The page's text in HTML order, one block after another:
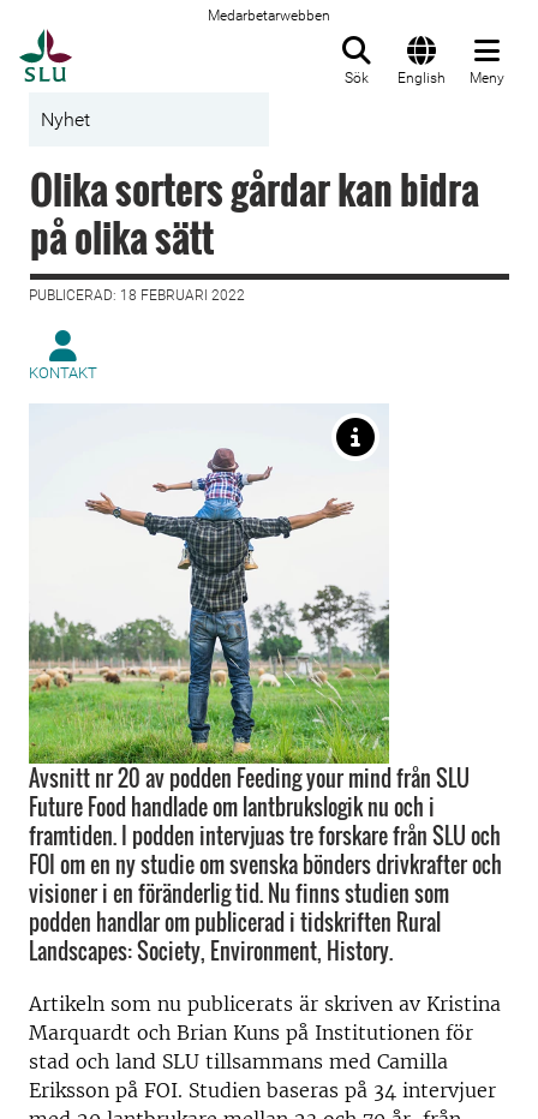
Medarbetarwebben
Sök English Meny
Nyhet
Olika sorters gårdar kan bidra
på olika sätt
PUBLICERAD: 18 FEBRUARI 2022
KONTAKT
Avsnitt nr 20 av podden Feeding your mind från SLU
Future Food handlade om lantbrukslogik nu och i
framtiden. I podden intervjuas tre forskare från SLU och
FOI om en ny studie om svenska bönders drivkrafter och
visioner i en föränderlig tid. Nu finns studien som
podden handlar om publicerad i tidskriften Rural
Landscapes: Society, Environment, History.
Artikeln som nu publicerats är skriven av Kristina
Marquardt och Brian Kuns på Institutionen för
stad och land SLU tillsammans med Camilla
Eriksson på FOI. Studien baseras på 34 intervjuer